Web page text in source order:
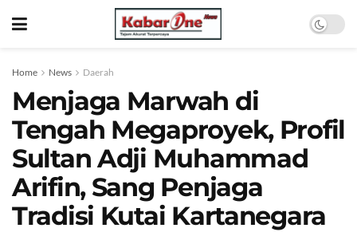
Home News Daerah
Menjaga Marwah di
Tengah Megaproyek, Profil
Sultan Adji Muhammad
Arifin, Sang Penjaga
Tradisi Kutai Kartanegara